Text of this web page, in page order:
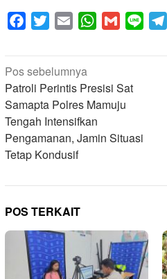
Facebook
Twitter Email WhatsApp
Gmail Line
Navigasi
pos
Pos sebelumnya
Patroli Perintis Presisi Sat
Samapta Polres Mamuju
Tengah Intensifkan
Pengamanan, Jamin Situasi
Tetap Kondusif
POS TERKAIT